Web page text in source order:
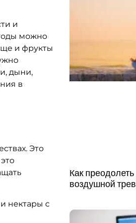
и
можно
и фрукты
дыни,
в
Это
нектары с
Как
воздушной